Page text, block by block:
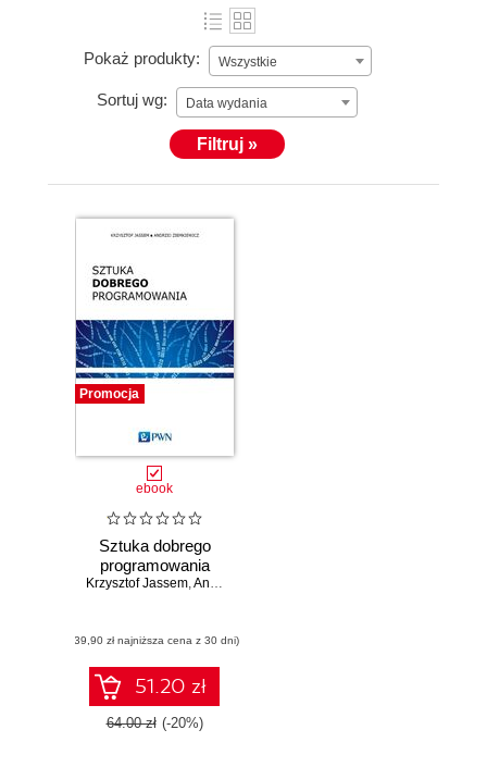
Pokaż produkty: Wszystkie
Sortuj wg: Data wydania
Filtruj »
Promocja
ebook
Sztuka dobrego
programowania
Krzysztof Jassem,Andrzej Ziemkiewicz
(39,90 zł najniższa cena z 30 dni)
51.20 zł
64.00 zł (-20%)